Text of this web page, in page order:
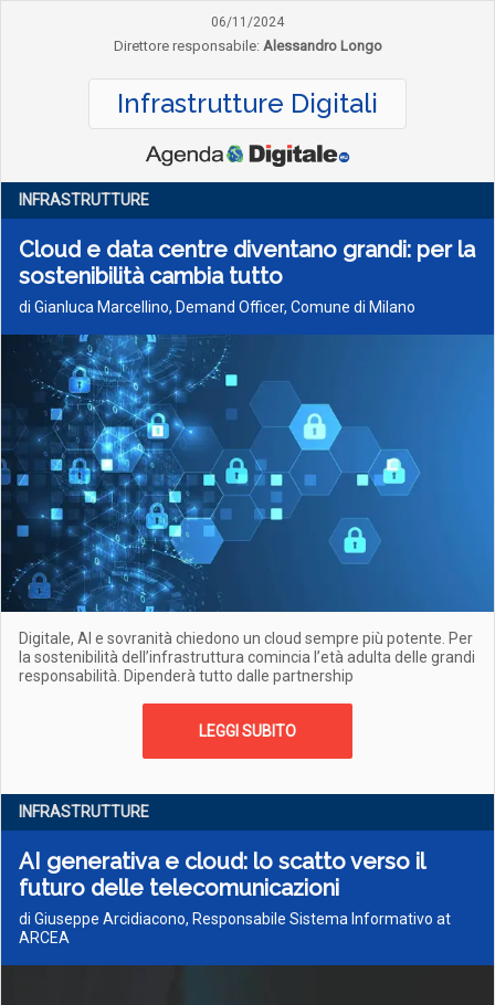
06/11/2024
Direttore responsabile: Alessandro Longo
Infrastrutture Digitali
INFRASTRUTTURE
Cloud e data centre diventano grandi: per la
sostenibilità cambia tutto
di Gianluca Marcellino, Demand Officer, Comune di Milano
Digitale, AI e sovranità chiedono un cloud sempre più potente. Per
la sostenibilità dell’infrastruttura comincia l’età adulta delle grandi
responsabilità. Dipenderà tutto dalle partnership
LEGGI SUBITO
INFRASTRUTTURE
AI generativa e cloud: lo scatto verso il
futuro delle telecomunicazioni
di Giuseppe Arcidiacono, Responsabile Sistema Informativo at
ARCEA